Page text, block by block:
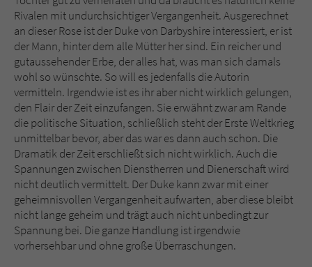
Rivalen mit undurchsichtiger Vergangenheit. Ausgerechnet
an dieser Rose ist der Duke von Darbyshire interessiert, er ist
der Mann, hinter dem alle Mütter her sind. Ein reicher und
gutaussehender Erbe, der alles hat, was man sich damals
wohl so wünschte. So will es jedenfalls die Autorin
vermitteln. Irgendwie ist es ihr aber nicht wirklich gelungen,
den Flair der Zeit einzufangen. Sie erwähnt zwar am Rande
die politische Situation, schließlich steht der Erste Weltkrieg
unmittelbar bevor, aber das war es dann auch schon. Die
Dramatik der Zeit erschließt sich nicht wirklich. Auch die
Spannungen zwischen Dienstherren und Dienerschaft wird
nicht deutlich vermittelt. Der Duke kann zwar mit einer
geheimnisvollen Vergangenheit aufwarten, aber diese bleibt
nicht lange geheim und trägt auch nicht unbedingt zur
Spannung bei. Die ganze Handlung ist irgendwie
vorhersehbar und ohne große Überraschungen.